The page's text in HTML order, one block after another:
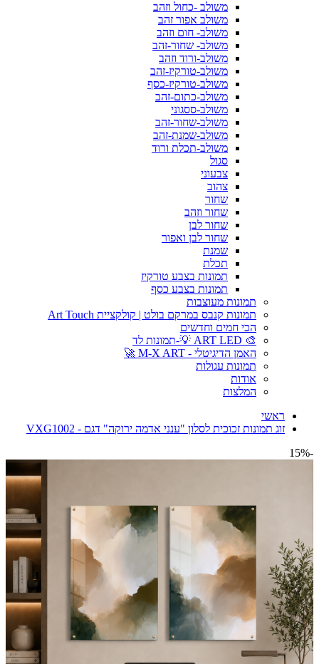
משולב -כחול וזהב
משולב אפור זהב
משולב- חום וזהב
משולב- שחור-זהב
משולב-ורוד וזהב
משולב-טורקיז-זהב
משולב-טורקיז-כסף
משולב-כתום-זהב
משולב-ססגוני
משולב-שחור-זהב
משולב-שמנת-זהב
משולב-תכלת ורוד
סגול
צבעוני
צהוב
שחור
שחור וזהב
שחור לבן
שחור לבן ואפור
שמנת
תכלת
תמונות בצבע טורקיז
תמונות בצבע כסף
תמונות מעוצבות
תמונות קנבס במרקם בולט | קולקציית Art Touch
הכי חמים וחדשים
🎨 ART LED 💡-תמונות לד
האמן הדיגיטלי - M-X ART 🚀
תמונות עגולות
אודות
המלצות
ראשי
זוג תמונות זכוכית לסלון "ענני אדמה ירוקה" דגם - VXG1002
-15%